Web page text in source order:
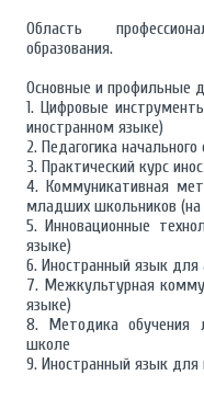
Область
образования.
Основные и профильные
1. Цифровые
иностранном языке)
2. Педагогика начального
3. Практический курс
4. Коммуникативная
младших школьников (на
5. Инновационные
языке)
6. Иностранный язык для
7. Межкультурная
языке)
8. Методика обучения
школе
9. Иностранный язык для